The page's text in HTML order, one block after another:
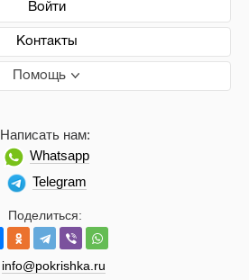
Войти
Контакты
Помощь
Поделиться:
info@pokrishka.ru
Написать нам:
Whatsapp
Telegram